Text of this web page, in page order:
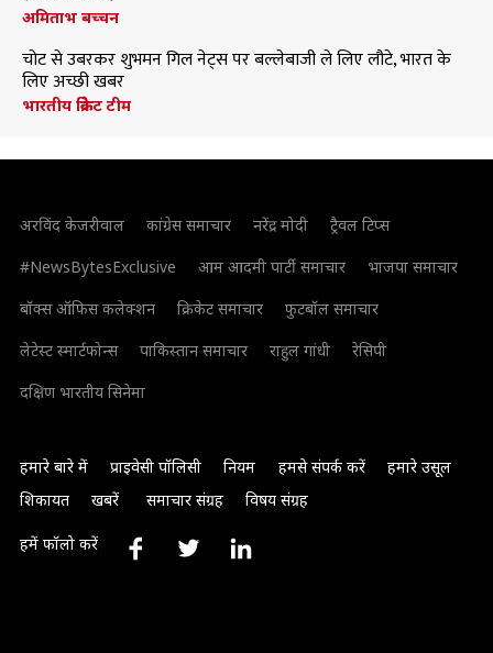
अमिताभ बच्चन
चोट से उबरकर शुभमन गिल नेट्स पर बल्लेबाजी ले लिए लौटे, भारत के
लिए अच्छी खबर
भारतीय क्रिकेट टीम
अरविंद केजरीवाल कांग्रेस समाचार नरेंद्र मोदी
ट्रैवल टिप्स
#NewsBytesExclusive
आम आदमी पार्टी समाचार
भाजपा समाचार
बॉक्स ऑफिस कलेक्शन
क्रिकेट समाचार
फुटबॉल समाचार
लेटेस्ट स्मार्टफोन्स
पाकिस्तान समाचार राहुल गांधी
रेसिपी
दक्षिण भारतीय सिनेमा
हमारे बारे में प्राइवेसी पॉलिसी नियम हमसे संपर्क करें
हमारे उसूल
शिकायत
खबरें समाचार संग्रह विषय संग्रह
हमें फॉलो करें